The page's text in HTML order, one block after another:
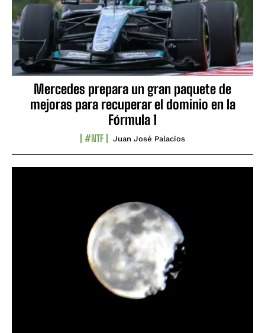
Mercedes prepara un gran paquete de
mejoras para recuperar el dominio en la
Fórmula 1
#NTF Juan José Palacios